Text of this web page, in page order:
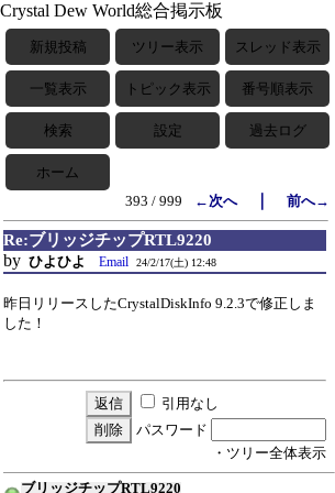
Crystal Dew World総合掲示板
新規投稿 ツリー表示 スレッド表示
一覧表示 トピック表示 番号順表示
検索 設定 過去ログ
ホーム
393 / 999
←次へ｜ 前へ→
Re:ブリッジチップRTL9220
by ひよひよ Email 24/2/17(土) 12:48
昨日リリースしたCrystalDiskInfo 9.2.3で修正しま
した！
引用なし
パスワード
・ツリー全体表示
ブリッジチップRTL9220